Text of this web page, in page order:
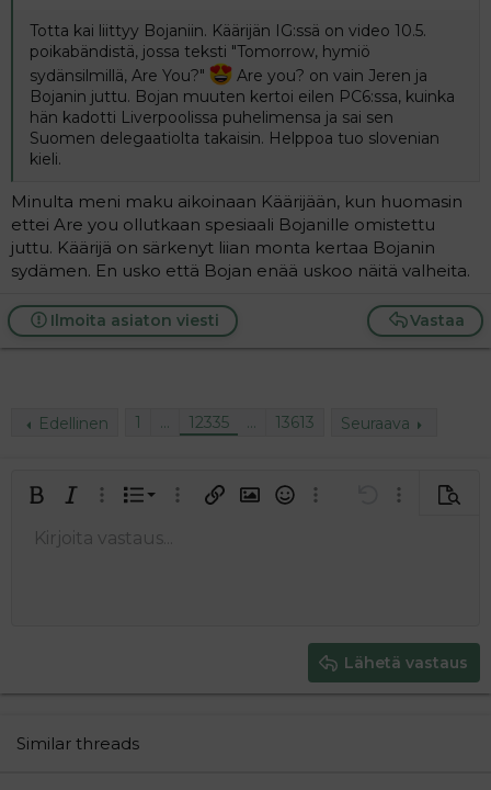
Totta kai liittyy Bojaniin. Käärijän IG:ssä on video 10.5.
poikabändistä, jossa teksti "Tomorrow, hymiö
sydänsilmillä, Are You?"
Are you? on vain Jeren ja
Bojanin juttu. Bojan muuten kertoi eilen PC6:ssa, kuinka
hän kadotti Liverpoolissa puhelimensa ja sai sen
Suomen delegaatiolta takaisin. Helppoa tuo slovenian
kieli.
Minulta meni maku aikoinaan Käärijään, kun huomasin
ettei Are you ollutkaan spesiaali Bojanille omistettu
juttu. Käärijä on särkenyt liian monta kertaa Bojanin
sydämen. En usko että Bojan enää uskoo näitä valheita.
Vastaa
Ilmoita asiaton viesti
Edellinen 1 … 12335 … 13613 Seuraava
LihavoituKursivoitu
Laajennettuun editoriin…
Lista
Järjestetty lista
Laajennettuun editoriin…
Lisää hyperlinkki
Lisää kuva
HymiötLaajennettuun
Kumoa
Fontin koko
9
26
Tekstiväri
KirjasintyyliArial
Yliviivaa
Tasaus Tasaa vasemmalle
Paragraph format
Normal
LainausLisää video/media
Lisää taulukko
Insert horizontal line
Tee uudelleen
BBCode-näkymä
Poista muotoilu
Luonnokset
Kirjoita vastaus...
Lähetä vastaus
Similar threads